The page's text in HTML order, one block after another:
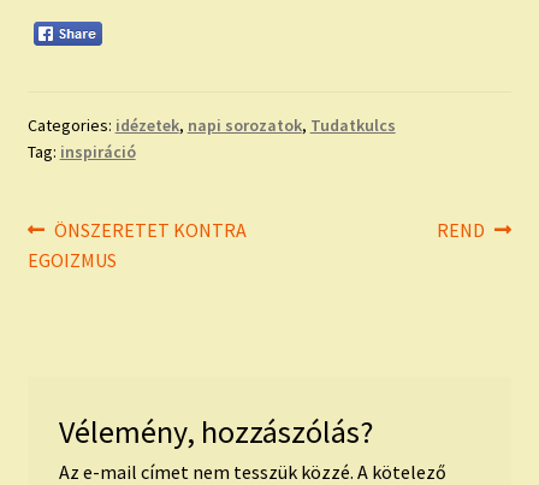
Categories: idézetek, napi sorozatok, Tudatkulcs
Tag: inspiráció
Bejegyzés
navigáció
Previous
post:
ÖNSZERETET KONTRA
EGOIZMUS
Next
REND
Vélemény, hozzászólás?
Az e-mail címet nem tesszük közzé. A kötelező